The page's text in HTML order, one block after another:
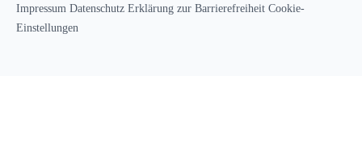
Impressum Datenschutz Erklärung zur Barrierefreiheit Cookie-
Einstellungen